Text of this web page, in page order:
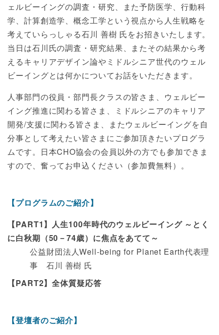
ェルビーイングの調査・研究、また予防医学、行動科
学、計算創造学、概念工学という視点から人生戦略を
考えていらっしゃる石川 善樹 氏をお招きいたします。
当日は石川氏の調査・研究結果、またその結果から考
えるキャリアデザイン論やミドルシニア世代のウェル
ビーイングとは何かについてお話をいただきます。
人事部門の役員・部門長クラスの皆さま、ウェルビー
イング推進に関わる皆さま、ミドルシニアのキャリア
開発/支援に関わる皆さま、またウェルビーイングを自
分事として考えたい皆さまにご参加頂きたいプログラ
ムです。日本CHO協会の会員以外の方でも参加できま
すので、奮ってお申込ください（参加費無料）。
【プログラムのご紹介】
【PART1】人生100年時代のウェルビーイング ～とく
に白秋期（50－74歳）に焦点をあてて～
公益財団法人Well-being for Planet Earth代表理
事 石川 善樹 氏
【PART2】全体質疑応答
【登壇者のご紹介】